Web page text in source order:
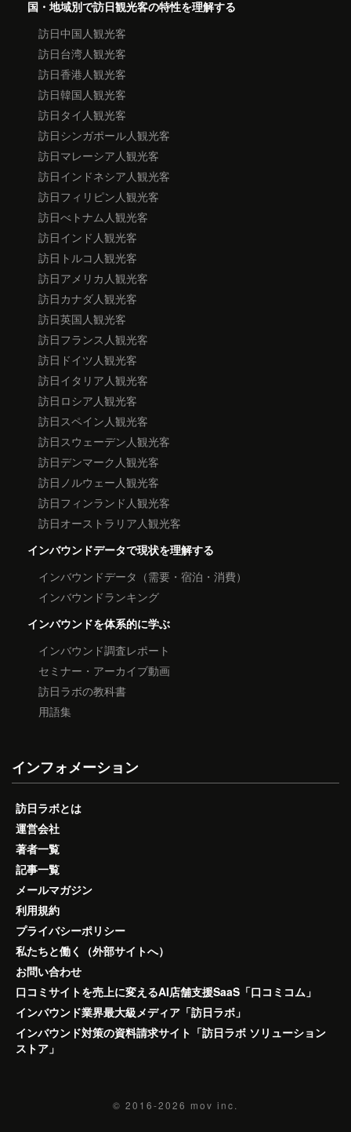
国・地域別で訪日観光客の特性を理解する
訪日中国人観光客
訪日台湾人観光客
訪日香港人観光客
訪日韓国人観光客
訪日タイ人観光客
訪日シンガポール人観光客
訪日マレーシア人観光客
訪日インドネシア人観光客
訪日フィリピン人観光客
訪日べトナム人観光客
訪日インド人観光客
訪日トルコ人観光客
訪日アメリカ人観光客
訪日カナダ人観光客
訪日英国人観光客
訪日フランス人観光客
訪日ドイツ人観光客
訪日イタリア人観光客
訪日ロシア人観光客
訪日スペイン人観光客
訪日スウェーデン人観光客
訪日デンマーク人観光客
訪日ノルウェー人観光客
訪日フィンランド人観光客
訪日オーストラリア人観光客
インバウンドデータで現状を理解する
インバウンドデータ（需要・宿泊・消費）
インバウンドランキング
インバウンドを体系的に学ぶ
インバウンド調査レポート
セミナー・アーカイブ動画
訪日ラボの教科書
用語集
インフォメーション
訪日ラボとは
運営会社
著者一覧
記事一覧
メールマガジン
利用規約
プライバシーポリシー
私たちと働く（外部サイトへ）
お問い合わせ
口コミサイトを売上に変えるAI店舗支援SaaS「口コミコム」
インバウンド業界最大級メディア「訪日ラボ」
インバウンド対策の資料請求サイト「訪日ラボ ソリューション
ストア」
© 2016-2026 mov inc.